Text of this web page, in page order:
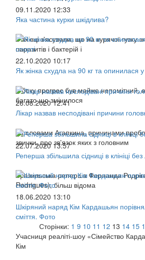
09.11.2020 12:33
Яка частина курки шкідлива?
Фахівці з'ясували, що на курячої гузку
паразитів і бактерій і
22.10.2020 10:17
Як жінка схудла на 90 кг та опинилася
З боку прогрес був майже непомітний,
багато що змінилося
26.08.2020 12:41
Лікар назвав несподівані причини
За словами Агапкина, причинами
звички, про зв'язок яких з головним
22.07.2020 13:57
Реперша збільшила сідниці в клініці без
Бразильська реперша Фернанда
Rodrigues), більш відома
18.06.2020 13:10
Шкіряний наряд Кім Кардашьян
сміття. Фото
Учасниця реаліті-шоу «Сімейство
Кім
Сторінки: 1 9 10 11 12 13 14 15